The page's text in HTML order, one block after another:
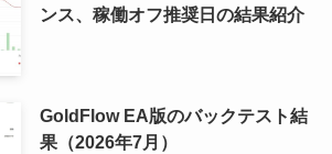
ンス、稼働オフ推奨日の結果紹介
GoldFlow EA版のバックテスト結
果（2026年7月）